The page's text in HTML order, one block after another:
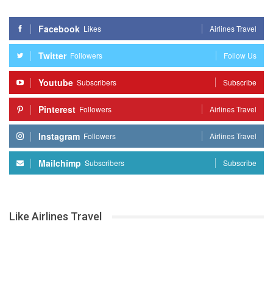
Facebook Likes Airlines Travel
Twitter Followers Follow Us
Youtube Subscribers Subscribe
Pinterest Followers Airlines Travel
Instagram Followers Airlines Travel
Mailchimp Subscribers Subscribe
Like Airlines Travel